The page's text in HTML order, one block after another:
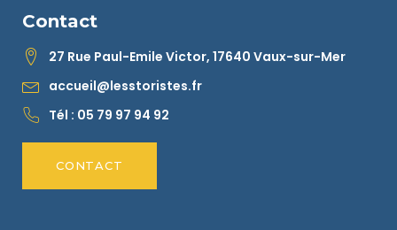
Contact
27 Rue Paul-Emile Victor, 17640 Vaux-sur-Mer
accueil@lesstoristes.fr
Tél : 05 79 97 94 92
CONTACT